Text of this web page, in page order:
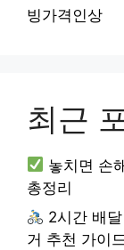
빙가격인상
최근
놓치면 손
총정리
2시간 배
거 추천 가이